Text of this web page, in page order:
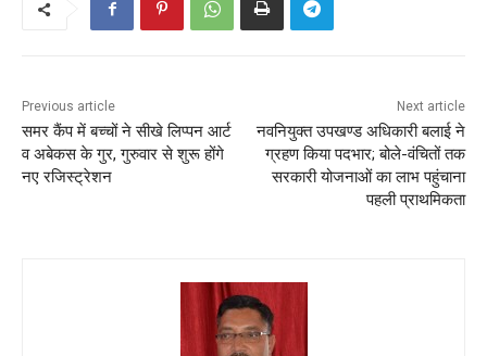
Previous article
समर कैंप में बच्चों ने सीखे लिप्पन आर्ट
व अबेकस के गुर, गुरुवार से शुरू होंगे
नए रजिस्ट्रेशन
Next article
नवनियुक्त उपखण्ड अधिकारी बलाई ने
ग्रहण किया पदभार; बोले-वंचितों तक
सरकारी योजनाओं का लाभ पहुंचाना
पहली प्राथमिकता